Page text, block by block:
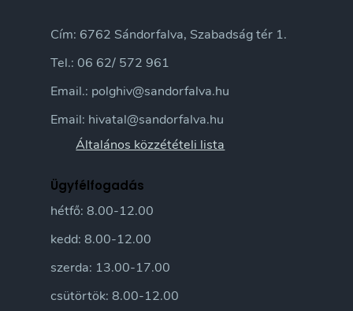
Cím: 6762 Sándorfalva, Szabadság tér 1.
Tel.: 06 62/ 572 961
Email.: polghiv@sandorfalva.hu
Email: hivatal@sandorfalva.hu
Általános közzétételi lista
Ügyfélfogadás
hétfő: 8.00-12.00
kedd: 8.00-12.00
szerda: 13.00-17.00
csütörtök: 8.00-12.00